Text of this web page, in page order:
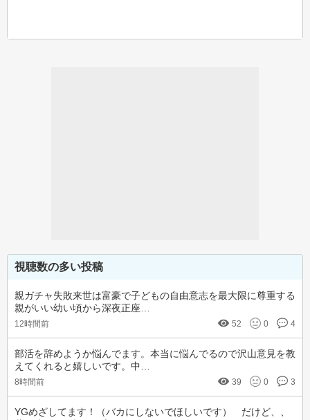
視聴数の多い投稿
親ガチャ失敗来世は富豪で子どもの自由意志を最大限に尊重する
親がいい幼い頃から深夜正座…
12時間前 52 0 4
部活を辞めようか悩んでます。本当に悩んでるので沢山意見を教
えてくれると嬉しいです。中…
8時間前 39 0 3
YGめざしてます！（バカにしないでほしいです）　だけど、、